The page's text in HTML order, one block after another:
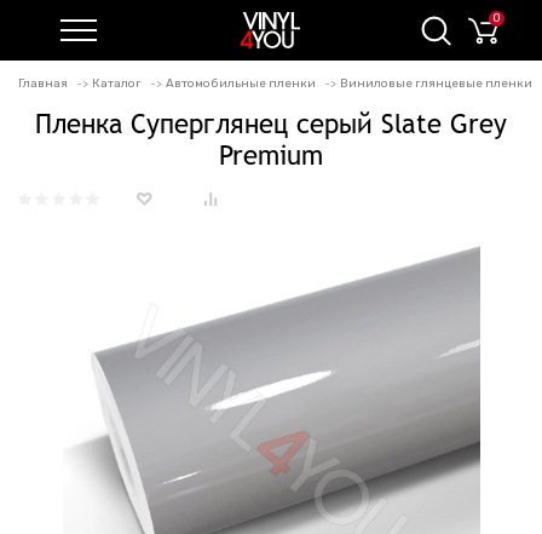
0
Главная Каталог Автомобильные пленки Виниловые глянцевые пленки
Пленка Суперглянец серый Slate Grey
Premium